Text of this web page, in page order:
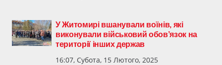
У Житомирі вшанували воїнів, які
виконували військовий обов’язок на
території інших держав
16:07, Субота, 15 Лютого, 2025